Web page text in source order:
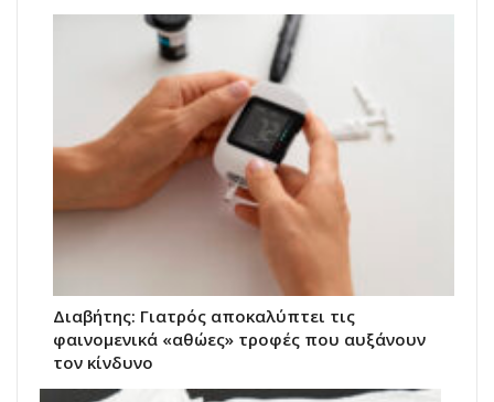
Διαβήτης: Γιατρός αποκαλύπτει τις
φαινομενικά «αθώες» τροφές που αυξάνουν
τον κίνδυνο